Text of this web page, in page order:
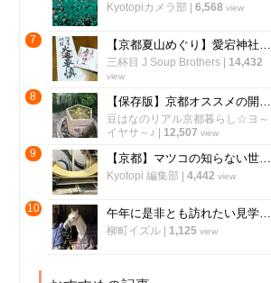
Kyotopiカメラ部 6,568 view
7 【京都夏山めぐり】愛宕神社『火廼要慎』札でおなじみの霊山！毎年恒例『千日詣』準備も着々と☆「愛宕山」
三杯目 J Soup Brothers| 14,432
view
8 【保存版】京都オススメの開運占い！京都人御用達神社から有名鑑定士まで☆【5スポット】
豆はなのリアル京都暮らし☆ヨ～
イヤサ～♪
12,507 view
9 【京都】マツコの知らない世界にも登場！ラーメンを支える老舗製麺所「麺屋棣鄂」に潜入
Kyotopi 編集部 4,442 view
10 午年に是非とも訪れたい見学自由の厩舎「京都平安騎馬隊」
柳町イズル| 1,125 view